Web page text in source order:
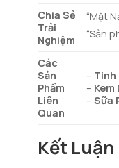
Chia Sẻ
Trải
Nghiệm
“Mặt
“Sản
Các
Sản
Phẩm
Liên
Quan
– Tinh
–
– Sữa
Kết Luận